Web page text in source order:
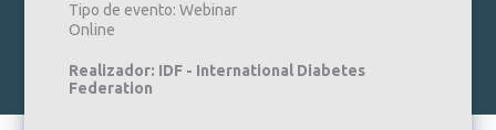
Tipo de evento: Webinar
Online
Realizador: IDF - International Diabetes
Federation